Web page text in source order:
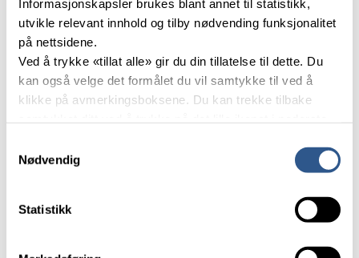
Informasjonskapsler brukes blant annet til statistikk,
utvikle relevant innhold og tilby nødvending funksjonalitet
på nettsidene.
Ved å trykke «tillat alle» gir du din tillatelse til dette. Du
kan også velge det formålet du vil samtykke til ved å
klikke på avmerkingsboksene. Du kan trekke tilbake
Nødvendig
Statistikk
strekninga Bergen–Arna opna med dobbeltspor i mai i
fjor går pilene for både punktlegskap og regularitet i ei
retning, -oppover. – Dette viser viktigheita av å
investere, seier prosjektdirektør Hans-Egil Larsen i Bane
NOR.